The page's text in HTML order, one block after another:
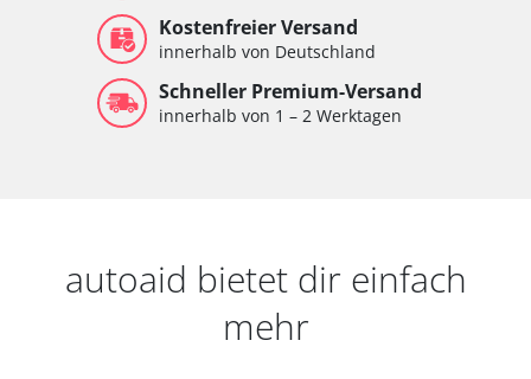
Kostenfreier Versand
innerhalb von Deutschland
Schneller Premium-Versand
innerhalb von 1 – 2 Werktagen
autoaid bietet dir einfach
mehr